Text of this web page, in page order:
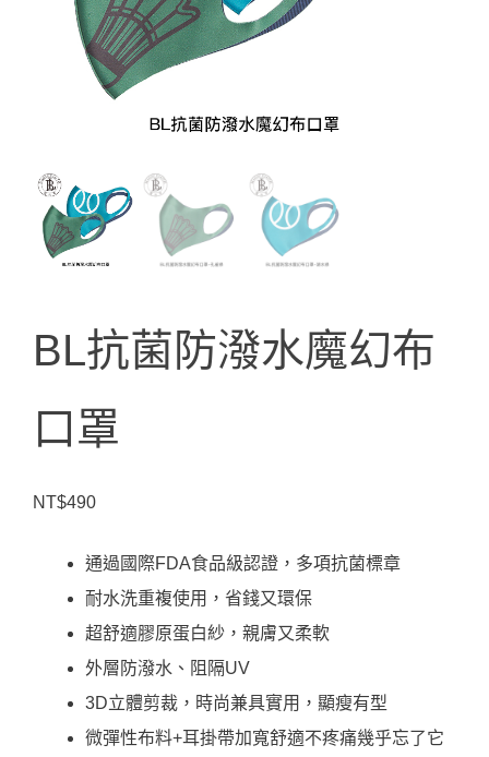
BL抗菌防潑水魔幻布
口罩
NT$490
通過國際FDA食品級認證，多項抗菌標章
耐水洗重複使用，省錢又環保
超舒適膠原蛋白紗，親膚又柔軟
外層防潑水、阻隔UV
3D立體剪裁，時尚兼具實用，顯瘦有型
微彈性布料+耳掛帶加寬舒適不疼痛幾乎忘了它